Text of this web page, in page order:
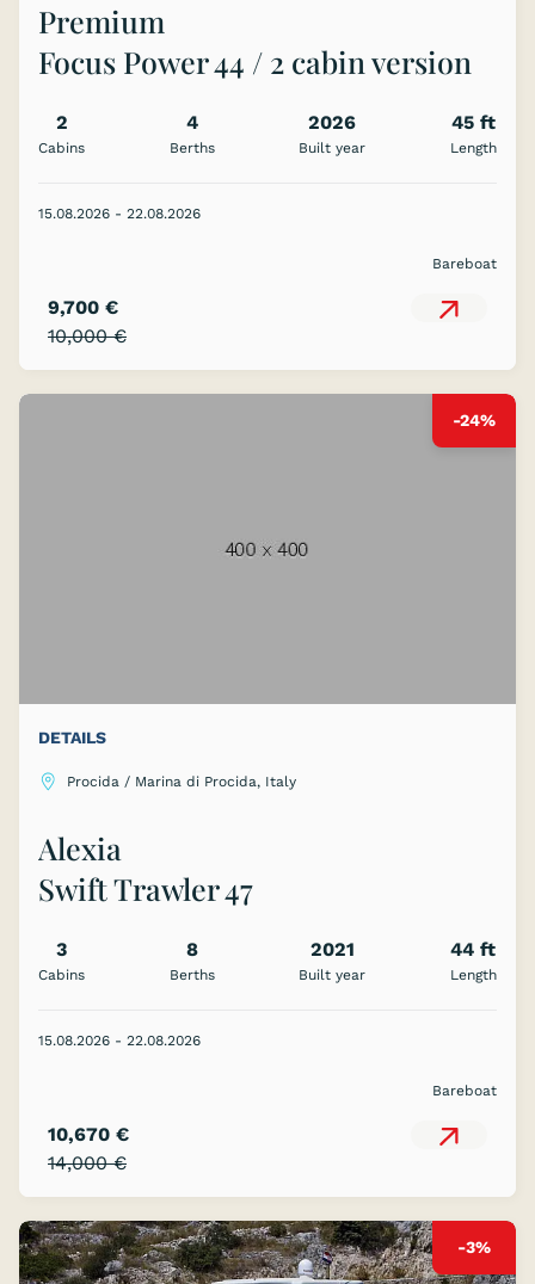
Premium
Focus Power 44 / 2 cabin version
2
Cabins
4
Berths
2026
Built year
45 ft
Length
15.08.2026 - 22.08.2026
Bareboat
10,000 €
9,700 €
-24%
DETAILS
Procida / Marina di Procida, Italy
Alexia
Swift Trawler 47
3
Cabins
8
Berths
2021
Built year
44 ft
Length
15.08.2026 - 22.08.2026
Bareboat
14,000 €
10,670 €
-3%